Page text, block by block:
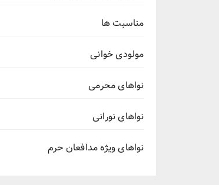
مناسبت ها
مولودی خوانی
نواهای محرمی
نواهای نورانی
نواهای ویژه مدافعان حرم